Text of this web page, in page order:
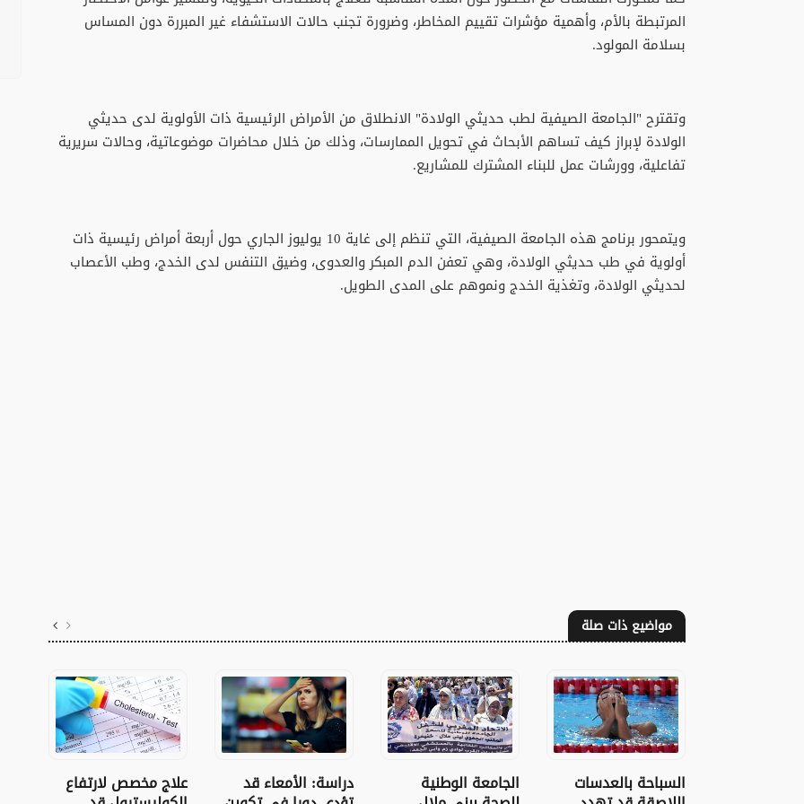
المرتبطة بالأم، وأهمية مؤشرات تقييم المخاطر، وضرورة تجنب حالات الاستشفاء غير المبررة دون المساس
بسلامة المولود.
وتقترح "الجامعة الصيفية لطب حديثي الولادة" الانطلاق من الأمراض الرئيسية ذات الأولوية لدى حديثي
الولادة لإبراز كيف تساهم الأبحاث في تحويل الممارسات، وذلك من خلال محاضرات موضوعاتية، وحالات سريرية
تفاعلية، وورشات عمل للبناء المشترك للمشاريع.
ويتمحور برنامج هذه الجامعة الصيفية، التي تنظم إلى غاية 10 يوليوز الجاري حول أربعة أمراض رئيسية ذات
أولوية في طب حديثي الولادة، وهي تعفن الدم المبكر والعدوى، وضيق التنفس لدى الخدج، وطب الأعصاب
لحديثي الولادة، وتغذية الخدج ونموهم على المدى الطويل.
مواضيع ذات صلة
السباحة بالعدسات الجامعة الوطنية دراسة: الأمعاء قد علاج مخصص لارتفاع